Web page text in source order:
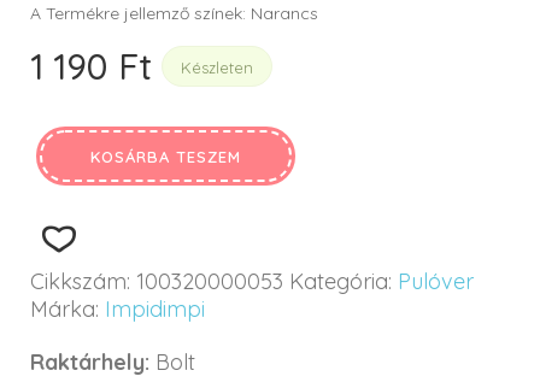
A Termékre jellemző színek: Narancs
1 190 Ft Készleten
KOSÁRBA TESZEM
Cikkszám: 100320000053 Kategória: Pulóver
Márka: Impidimpi
Raktárhely: Bolt